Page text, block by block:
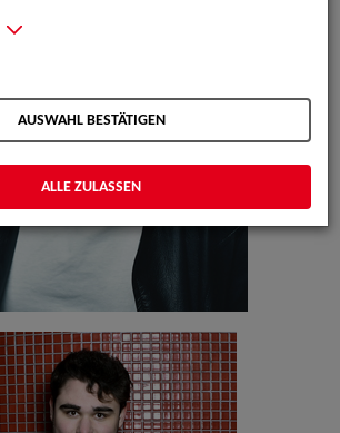
AUSWAHL BESTÄTIGEN
ALLE ZULASSEN